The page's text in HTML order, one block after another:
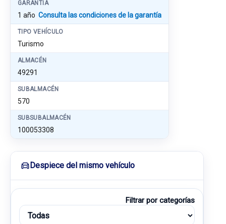
GARANTIA
1 año Consulta las condiciones de la garantía
TIPO VEHÍCULO
Turismo
ALMACÉN
49291
SUBALMACÉN
570
SUBSUBALMACÉN
100053308
Despiece del mismo vehículo
Filtrar por categorías